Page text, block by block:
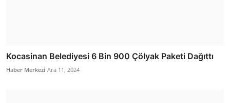
Kocasinan Belediyesi 6 Bin 900 Çölyak Paketi Dağıttı
Haber Merkezi Ara 11, 2024